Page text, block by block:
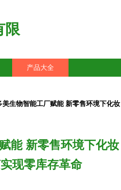
限
产品大全
美生物智能工厂赋能 新零售环境下化妆
能 新零售环境下化妆
现零库存革命